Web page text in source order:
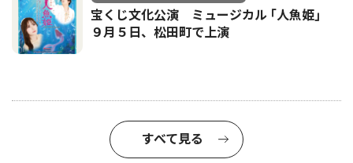
宝くじ文化公演 ミュージカル ｢人魚姫｣
９月５日、松田町で上演
すべて見る